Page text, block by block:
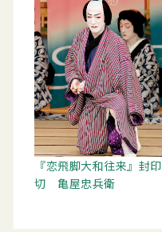
『恋飛脚大和往来』封印
切 亀屋忠兵衛